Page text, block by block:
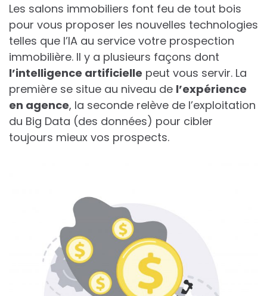
Les salons immobiliers font feu de tout bois
pour vous proposer les nouvelles technologies
telles que l’IA au service votre prospection
immobilière. Il y a plusieurs façons dont
l’intelligence artificielle peut vous servir. La
première se situe au niveau de l’expérience
en agence, la seconde relève de l’exploitation
du Big Data (des données) pour cibler
toujours mieux vos prospects.